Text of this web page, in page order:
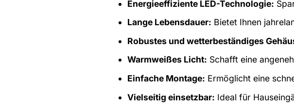
Energieeffiziente LED-Technologie:
Lange Lebensdauer: Bietet Ihnen
Robustes und wetterbeständiges
Warmweißes Licht: Schafft eine
Einfache Montage: Ermöglicht eine
Vielseitig einsetzbar: Ideal für